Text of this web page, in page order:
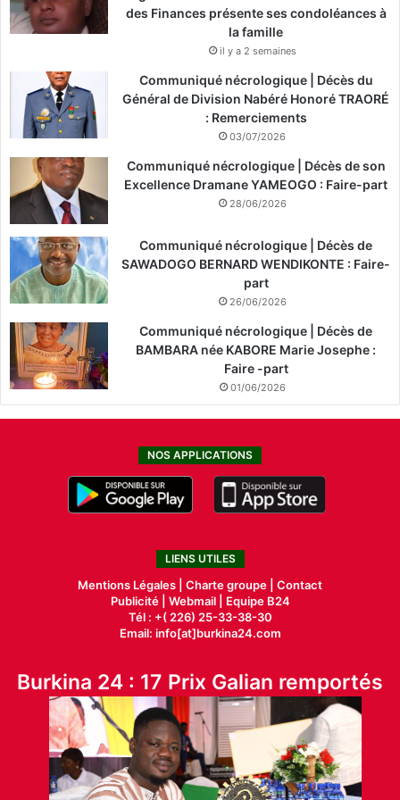
des Finances présente ses condoléances à
la famille
il y a 2 semaines
Communiqué nécrologique | Décès du
Général de Division Nabéré Honoré TRAORÉ
: Remerciements
03/07/2026
Communiqué nécrologique | Décès de son
Excellence Dramane YAMEOGO : Faire-part
28/06/2026
Communiqué nécrologique | Décès de
SAWADOGO BERNARD WENDIKONTE : Faire-
part
26/06/2026
Communiqué nécrologique | Décès de
BAMBARA née KABORE Marie Josephe :
Faire -part
01/06/2026
NOS APPLICATIONS
LIENS UTILES
Mentions Légales | Charte groupe | Contact
Publicité| Webmail |
Equipe B24
Tél : +( 226) 25-33-38-30
Email: info[at]burkina24.com
Burkina 24 : 17 Prix Galian remportés